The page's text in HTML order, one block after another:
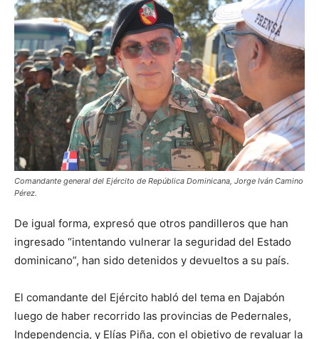
Comandante general del Ejército de República Dominicana, Jorge Iván Camino
Pérez.
De igual forma, expresó que otros pandilleros que han
ingresado “intentando vulnerar la seguridad del Estado
dominicano”, han sido detenidos y devueltos a su país.
El comandante del Ejército habló del tema en Dajabón
luego de haber recorrido las provincias de Pedernales,
Independencia, y Elías Piña, con el objetivo de revaluar la